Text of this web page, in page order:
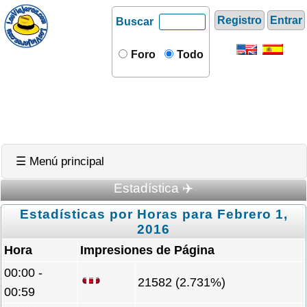
Registro Entrar
Buscar
Foro Todo
☰ Menú principal
Estadística ✈️
Estadísticas por Horas para Febrero 1,
2016
Hora
Impresiones de Página
00:00 -
00:59
21582 (2.731%)